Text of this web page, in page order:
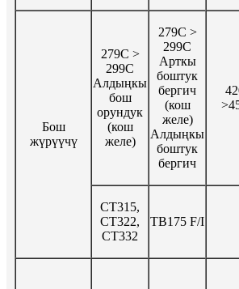
Бош
жүрүүчү
279C >
299C
Алдыңкы
бош
орундук
(кош
желе)
279C >
299C
Арткы
боштук
бергич
(кош
желе)
Алдыңкы
боштук
бергич
CT315,
CT322,
CT332
TB175 F/I